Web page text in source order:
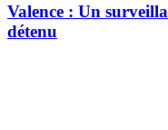
Valence : Un
détenu